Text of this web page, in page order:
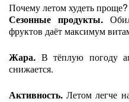
Почемулетомхудетьпроще?
Сезонные продукты.
фруктов даётмаксимум
Жара. В тёплую погоду
снижается.
Активность. Летом легче